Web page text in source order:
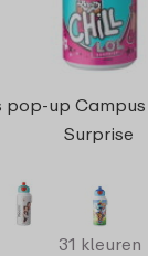
pop-up Campus
Surprise
31 kleuren